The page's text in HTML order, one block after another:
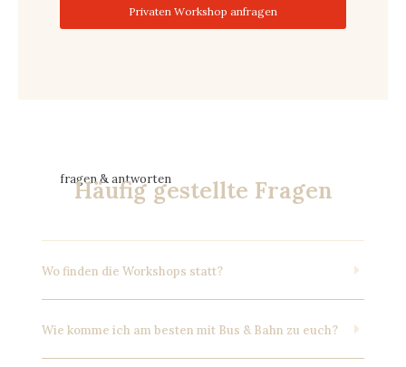
Privaten Workshop anfragen
fragen & antworten
Häufig gestellte Fragen
Wo finden die Workshops statt?
Wie komme ich am besten mit Bus & Bahn zu euch?